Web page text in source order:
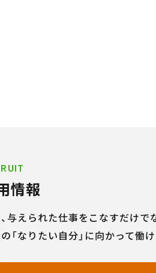
情報
与えられた仕事をこなすだけで
「なりたい自分」に向かって働